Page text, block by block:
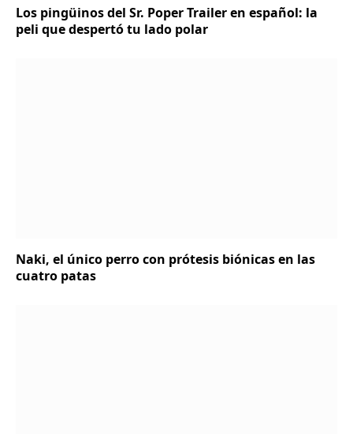
Los pingüinos del Sr. Poper Trailer en español: la
peli que despertó tu lado polar
Naki, el único perro con prótesis biónicas en las
cuatro patas